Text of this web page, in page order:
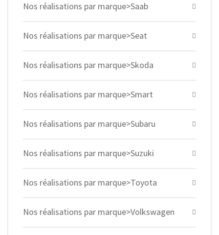
Nos réalisations par marque>Saab
Nos réalisations par marque>Seat
Nos réalisations par marque>Skoda
Nos réalisations par marque>Smart
Nos réalisations par marque>Subaru
Nos réalisations par marque>Suzuki
Nos réalisations par marque>Toyota
Nos réalisations par marque>Volkswagen